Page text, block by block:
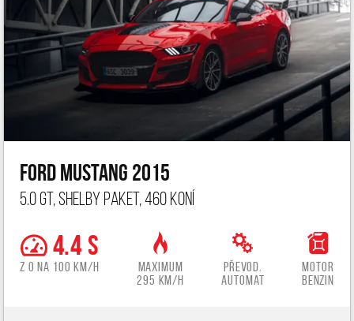
Ford Mustang 2015
5.0 GT, Shelby paket, 460 koní
4.4 s
z 0 na 100 km/h
Maximum
295 km/h
Převod.
automat
Motor
benzin